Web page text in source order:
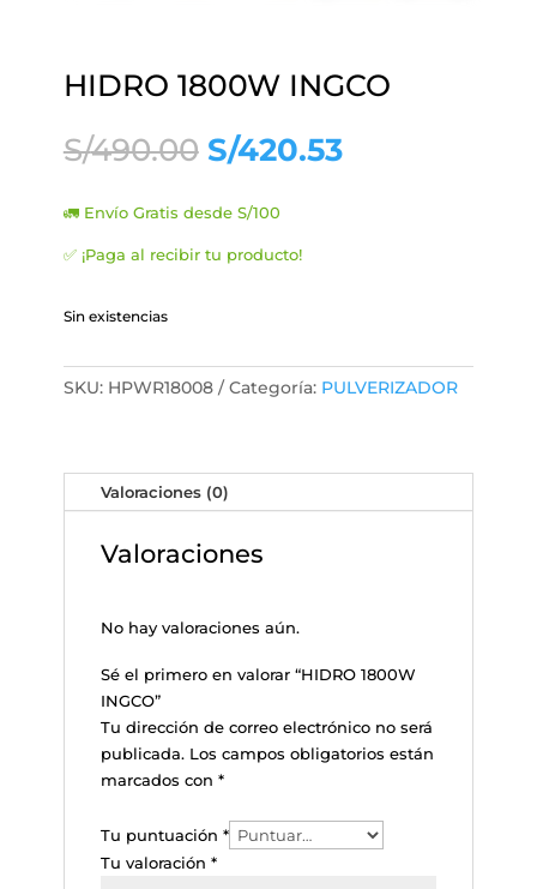
HIDRO 1800W INGCO
S/490.00 El
precio
original
era:
S/490.00.
S/420.53El
🚛 Envío Gratis desde S/100
✅ ¡Paga al recibir tu producto!
Sin existencias
SKU: HPWR18008 Categoría: PULVERIZADOR
Valoraciones (0)
Valoraciones
No hay valoraciones aún.
Sé el primero en valorar “HIDRO 1800W
INGCO”
Tu dirección de correo electrónico no será
publicada. Los campos obligatorios están
marcados con *
Tu puntuación *
Tu valoración *